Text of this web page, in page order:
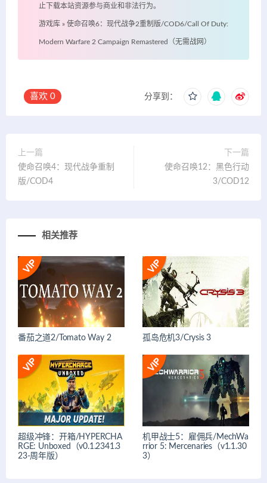
止下载本站资源参与商业和非法行为。
游戏库 » 使命召唤6：现代战争2重制版/COD6/Call Of Duty:
Modern Warfare 2 Campaign Remastered（无需战网）
喜欢 0 分享到：
上一篇
使命召唤4：现代战争重制
版/COD4
下一篇
使命召唤12：黑色行动
3/COD12
相关推荐
番茄之道2/Tomato Way 2 孤岛危机3/Crysis 3
超级冲锋：开箱/HYPERCHA
RGE: Unboxed（v0.1.2341.3
23-周年版）
机甲战士5：雇佣兵/MechWa
rrior 5: Mercenaries（v1.1.30
3）